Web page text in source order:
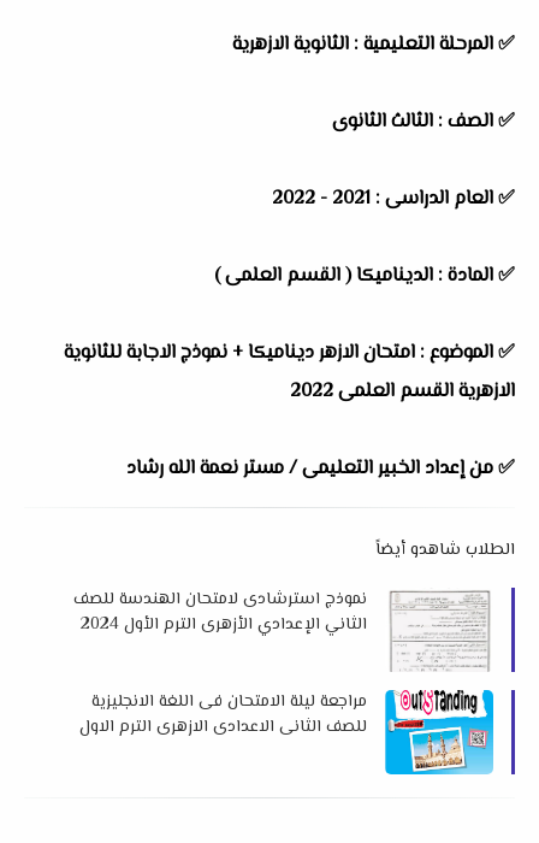
✅المرحلة التعليمية : الثانوية الازهرية
✅الصف : الثالث الثانوى
✅العام الدراسى : 2021 - 2022
✅المادة : الديناميكا ( القسم العلمى )
✅الموضوع : امتحان الازهر ديناميكا + نموذج الاجابة للثانوية
الازهرية القسم العلمى 2022
✅من إعداد الخبير التعليمى / مستر نعمة الله رشاد
الطلاب شاهدو أيضاً
نموذج استرشادى لامتحان الهندسة للصف
الثاني الإعدادي الأزهرى الترم الأول 2024
مراجعة ليلة الامتحان فى اللغة الانجليزية
للصف الثانى الاعدادى الازهرى الترم الاول